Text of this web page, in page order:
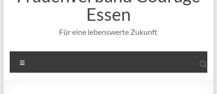
Essen
Für eine lebenswerte Zukunft